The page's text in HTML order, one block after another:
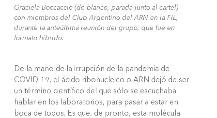
Graciela Boccaccio (de blanco, parada junto al cartel)
con miembros del Club Argentino del ARN en la FIL,
durante la anteúltima reunión del grupo, que fue en
formato híbrido.
De la mano de la irrupción de la pandemia de
COVID-19, el ácido ribonucleico o ARN dejó de ser
un término científico del que sólo se escuchaba
hablar en los laboratorios, para pasar a estar en
boca de todos. Es que, de pronto, esta molécula